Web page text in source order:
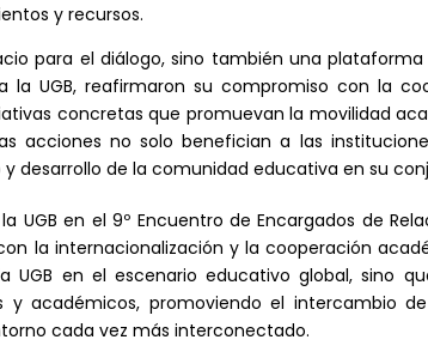
y recursos.
para el diálogo, sino también una
la UGB, reafirmaron su compromiso con la
concretas que promuevan la movilidad
acciones no solo benefician a las
desarrollo de la comunidad educativa en su
UGB en el 9º Encuentro de Encargados de
la internacionalización y la cooperación
UGB en el escenario educativo global, sino
y académicos, promoviendo el intercambio
cada vez más interconectado.